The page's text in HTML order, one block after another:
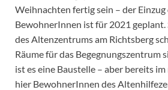
Weihnachten fertig sein – der Einzug
BewohnerInnen ist für 2021 geplant.
des Altenzentrums am Richtsberg
Räume für das Begegnungszentrum
ist es eine Baustelle – aber bereits
hier BewohnerInnen des